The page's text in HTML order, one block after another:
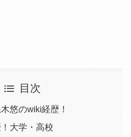
目次
悠のwiki経歴！
大学・高校